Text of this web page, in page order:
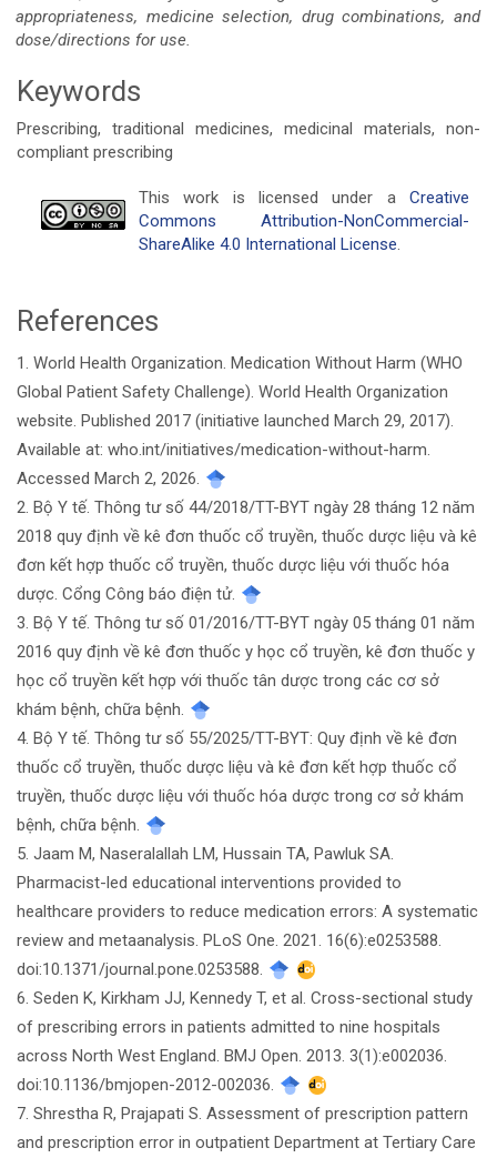
appropriateness, medicine selection, drug combinations, and
dose/directions for use.
Keywords
Prescribing, traditional medicines, medicinal materials, non-
compliant prescribing
Article
This work is licensed under a Creative
Commons Attribution-NonCommercial-
ShareAlike 4.0 International License.
References
1. World Health Organization. Medication Without Harm (WHO
Global Patient Safety Challenge). World Health Organization
website. Published 2017 (initiative launched March 29, 2017).
Available at: who.int/initiatives/medication-without-harm.
Accessed March 2, 2026.
2. Bộ Y tế. Thông tư số 44/2018/TT-BYT ngày 28 tháng 12 năm
2018 quy định về kê đơn thuốc cổ truyền, thuốc dược liệu và kê
đơn kết hợp thuốc cổ truyền, thuốc dược liệu với thuốc hóa
dược. Cổng Công báo điện tử.
3. Bộ Y tế. Thông tư số 01/2016/TT-BYT ngày 05 tháng 01 năm
2016 quy định về kê đơn thuốc y học cổ truyền, kê đơn thuốc y
học cổ truyền kết hợp với thuốc tân dược trong các cơ sở
khám bệnh, chữa bệnh.
4. Bộ Y tế. Thông tư số 55/2025/TT-BYT: Quy định về kê đơn
thuốc cổ truyền, thuốc dược liệu và kê đơn kết hợp thuốc cổ
truyền, thuốc dược liệu với thuốc hóa dược trong cơ sở khám
bệnh, chữa bệnh.
5. Jaam M, Naseralallah LM, Hussain TA, Pawluk SA.
Pharmacist-led educational interventions provided to
healthcare providers to reduce medication errors: A systematic
review and metaanalysis. PLoS One. 2021. 16(6):e0253588.
doi:10.1371/journal.pone.0253588.
6. Seden K, Kirkham JJ, Kennedy T, et al. Cross-sectional study
of prescribing errors in patients admitted to nine hospitals
across North West England. BMJ Open. 2013. 3(1):e002036.
doi:10.1136/bmjopen-2012-002036.
7. Shrestha R, Prajapati S. Assessment of prescription pattern
and prescription error in outpatient Department at Tertiary Care